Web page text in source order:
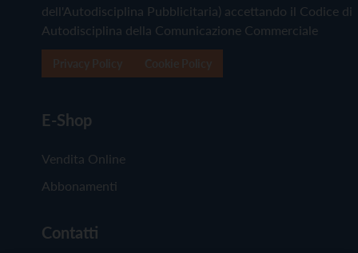
dell'Autodisciplina Pubblicitaria) accettando il Codice di
Autodisciplina della Comunicazione Commerciale
E-Shop
Vendita Online
Abbonamenti
Contatti